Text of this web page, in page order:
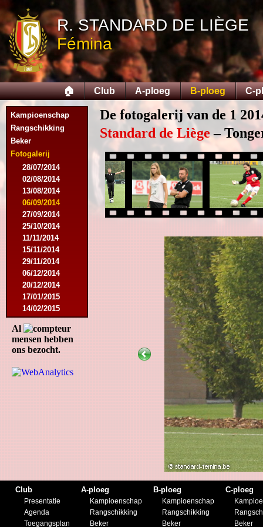
R. STANDARD DE LIÈGE
Fémina
🏠 Club A-ploeg B-ploeg C-
Kampioenschap
Rangschikking
Beker
Fotogalerij
28/07/2014
02/08/2014
13/08/2014
06/09/2014
27/09/2014
25/10/2014
11/11/2014
15/11/2014
29/11/2014
06/12/2014
20/12/2014
17/01/2015
14/02/2015
21/02/2015
18/04/2015
22/04/2015
09/05/2015
20/07/2015
01/08/2015
09/04/2016
23/04/2016
30/04/2016
18/07/2016
Al
mensen hebben
ons bezocht.
De fotogalerij van de 1
Standard de Liège–
Club
Presentatie
Agenda
Toegangsplan
A-ploeg
Kampioenschap
Rangschikking
Beker
B-ploeg
Kampioenschap
Rangschikking
Beker
C-ploeg
Beker